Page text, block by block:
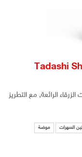
Tadashi
الرائعة, مع التطريز
السهرات موضة